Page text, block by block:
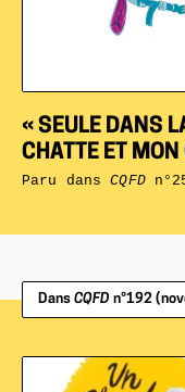
« SEULE DANS
CHATTE ET
Paru dansCQFD
Dans CQFD n°192